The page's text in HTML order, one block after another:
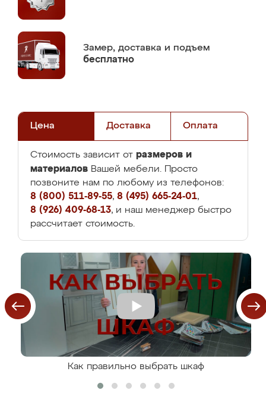
Замер, доставка и подъем
бесплатно
Цена Доставка Оплата
Стоимость зависит от размеров и
материалов Вашей мебели. Просто
позвоните нам по любому из телефонов:
8 (800) 511-89-55, 8 (495) 665-24-01,
8 (926) 409-68-13, и наш менеджер быстро
рассчитает стоимость.
Как правильно выбрать шкаф